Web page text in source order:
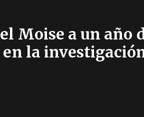
Moise a un año
en la